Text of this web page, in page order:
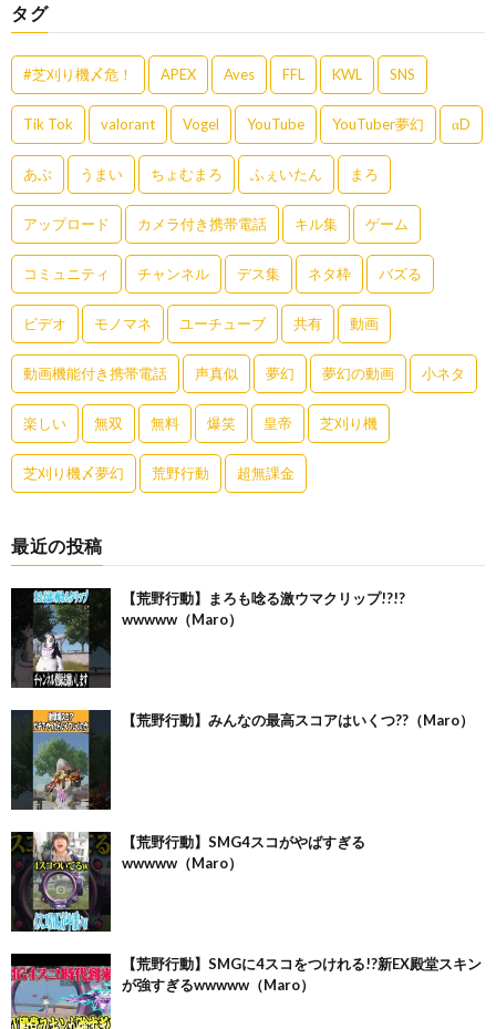
タグ
#芝刈り機〆危！ APEX Aves FFL KWL SNS
Tik Tok valorant Vogel YouTube YouTuber夢幻 αD
あぶ うまい ちょむまろ ふぇいたん まろ
アップロード カメラ付き携帯電話 キル集 ゲーム
コミュニティ チャンネル デス集 ネタ枠 バズる
ビデオ モノマネ ユーチューブ 共有 動画
動画機能付き携帯電話 声真似 夢幻 夢幻の動画 小ネタ
楽しい 無双 無料 爆笑 皇帝 芝刈り機
芝刈り機〆夢幻 荒野行動 超無課金
最近の投稿
【荒野行動】まろも唸る激ウマクリップ!?!?
wwwww（Maro）
【荒野行動】みんなの最高スコアはいくつ??（Maro）
【荒野行動】SMG4スコがやばすぎる
wwwww（Maro）
【荒野行動】SMGに4スコをつけれる!?新EX殿堂スキン
が強すぎるwwwww（Maro）